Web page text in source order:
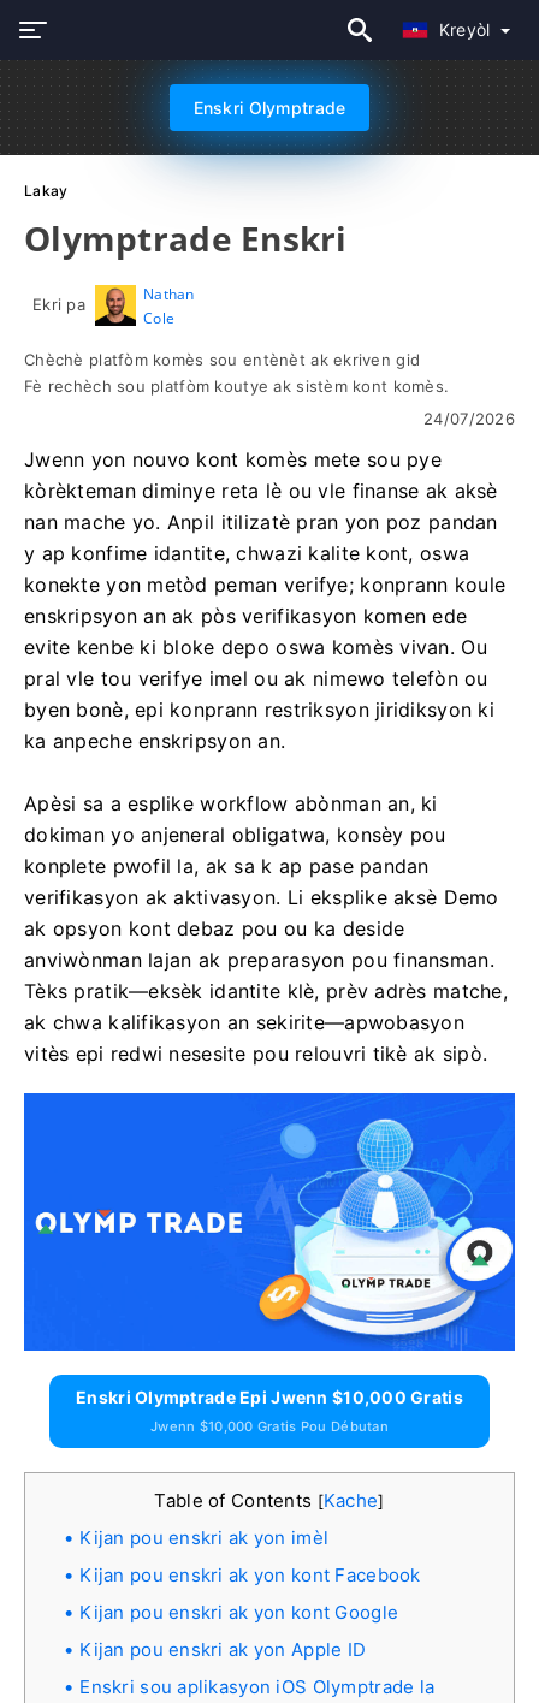
Kreyòl
Enskri Olymptrade
Lakay
Olymptrade Enskri
Ekri pa
Nathan
Cole
Chèchè platfòm komès sou entènèt ak ekriven gid
Fè rechèch sou platfòm koutye ak sistèm kont komès.
24/07/2026
Jwenn yon nouvo kont komès mete sou pye
kòrèkteman diminye reta lè ou vle finanse ak aksè
nan mache yo. Anpil itilizatè pran yon poz pandan
y ap konfime idantite, chwazi kalite kont, oswa
konekte yon metòd peman verifye; konprann koule
enskripsyon an ak pòs verifikasyon komen ede
evite kenbe ki bloke depo oswa komès vivan. Ou
pral vle tou verifye imel ou ak nimewo telefòn ou
byen bonè, epi konprann restriksyon jiridiksyon ki
ka anpeche enskripsyon an.
Apèsi sa a esplike workflow abònman an, ki
dokiman yo anjeneral obligatwa, konsèy pou
konplete pwofil la, ak sa k ap pase pandan
verifikasyon ak aktivasyon. Li eksplike aksè Demo
ak opsyon kont debaz pou ou ka deside
anviwònman lajan ak preparasyon pou finansman.
Tèks pratik—eksèk idantite klè, prèv adrès matche,
ak chwa kalifikasyon an sekirite—apwobasyon
vitès epi redwi nesesite pou relouvri tikè ak sipò.
Enskri Olymptrade Epi Jwenn $10,000 Gratis
Jwenn $10,000 Gratis Pou Débutan
Table of Contents [Kache]
Kijan pou enskri ak yon imèl
Kijan pou enskri ak yon kont Facebook
Kijan pou enskri ak yon kont Google
Kijan pou enskri ak yon Apple ID
Enskri sou aplikasyon iOS Olymptrade la